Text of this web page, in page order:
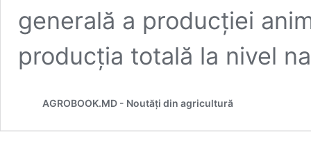
generală a producției
producția totală la nivel
AGROBOOK.MD - Noutăți din agricultură